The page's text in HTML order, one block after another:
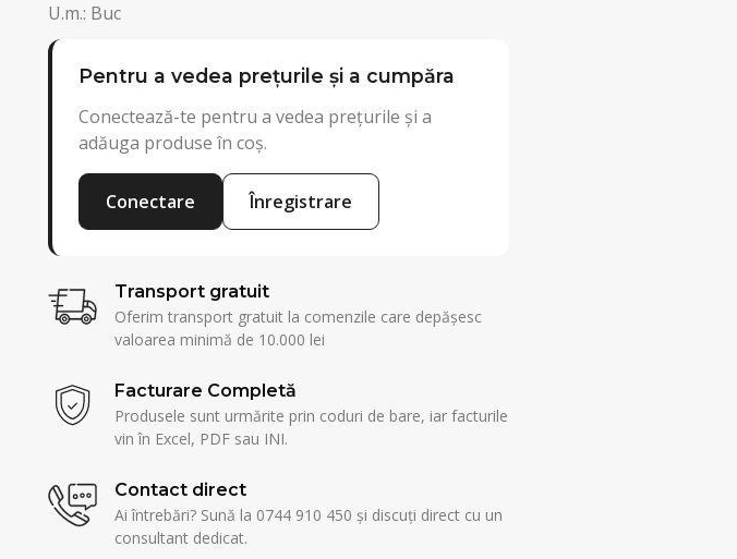
U.m.: Buc
Pentru a vedea prețurile și a cumpăra
Conectează-te pentru a vedea prețurile și a
adăuga produse în coș.
Conectare Înregistrare
Transport gratuit
Oferim transport gratuit la comenzile care depășesc
valoarea minimă de 10.000 lei
Facturare Completă
Produsele sunt urmărite prin coduri de bare, iar facturile
vin în Excel, PDF sau INI.
Contact direct
Ai întrebări? Sună la 0744 910 450 și discuți direct cu un
consultant dedicat.